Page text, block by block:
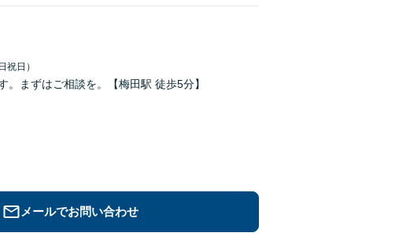
祝日）
。まずはご相談を。【梅田駅 徒歩5分】
メールでお問い合わせ